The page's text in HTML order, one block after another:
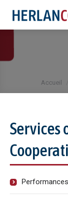
Accueil
Services